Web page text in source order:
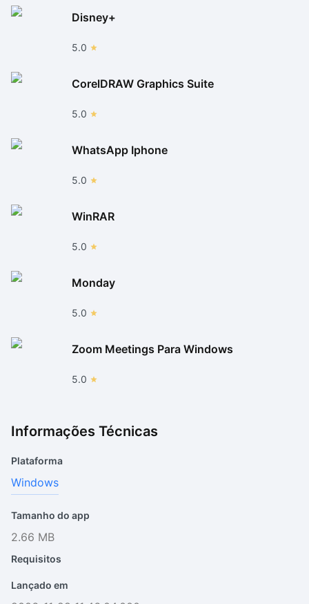
Disney+
5.0
CorelDRAW Graphics Suite
5.0
WhatsApp Iphone
5.0
WinRAR
5.0
Monday
5.0
Zoom Meetings Para Windows
5.0
Informações Técnicas
Plataforma
Windows
Tamanho do app
2.66 MB
Requisitos
Lançado em